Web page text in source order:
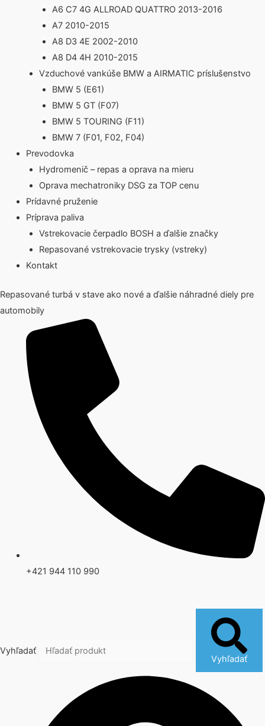
A6 C7 4G ALLROAD QUATTRO 2013-2016
A7 2010-2015
A8 D3 4E 2002-2010
A8 D4 4H 2010-2015
Vzduchové vankúše BMW a AIRMATIC príslušenstvo
BMW 5 (E61)
BMW 5 GT (F07)
BMW 5 TOURING (F11)
BMW 7 (F01, F02, F04)
Prevodovka
Hydromenič – repas a oprava na mieru
Oprava mechatroniky DSG za TOP cenu
Prídavné pruženie
Príprava paliva
Vstrekovacie čerpadlo BOSH a ďalšie značky
Repasované vstrekovacie trysky (vstreky)
Kontakt
Repasované turbá v stave ako nové a ďalšie náhradné diely pre
automobily
+421 944 110 990
Vyhľadať
Vyhľadať